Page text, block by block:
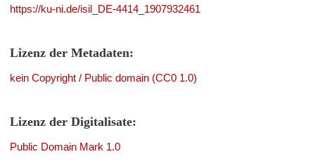
https://ku-ni.de/isil_DE-4414_1907932461
Lizenz der Metadaten:
kein Copyright / Public domain (CC0 1.0)
Lizenz der Digitalisate:
Public Domain Mark 1.0